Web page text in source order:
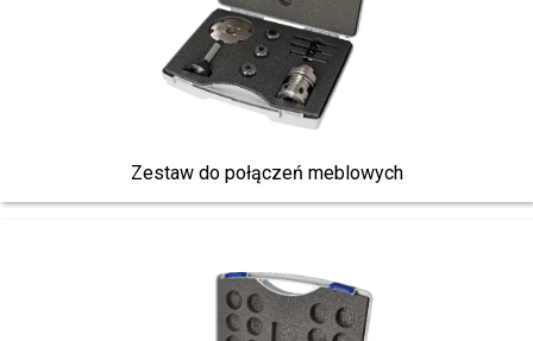
Zestaw do połączeń meblowych